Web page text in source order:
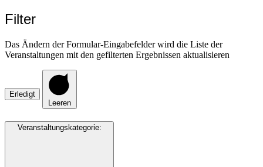
Filter
Das Ändern der Formular-Eingabefelder wird die Liste der
Veranstaltungen mit den gefilterten Ergebnissen aktualisieren
Erledigt
Leeren
Veranstaltungskategorie: